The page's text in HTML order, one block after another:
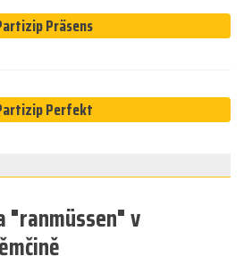
Präsens
Perfekt
"ranmüssen" v